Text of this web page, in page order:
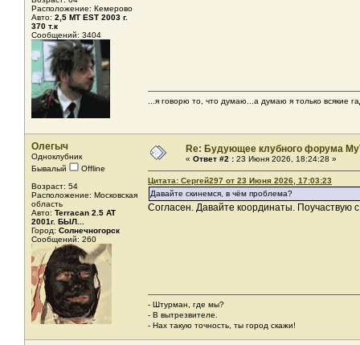
Расположение: Кемерово
Авто: 2,5 МТ EST 2003 г.
370 т.к
Сообщений: 3404
...я говорю то, что думаю...а думаю я только всякие
Олегыч
Одноклубник
Бывалый
Offline
Возраст: 54
Расположение: Московская
область
Авто: Terracan 2.5 AT
2001г. БЫЛ...
Город: Солнечногорск
Сообщений: 260
Re: Будующее клубного форума
« Ответ #2 : 23 Июня 2026, 18:24:28 »
Цитата: Сергей297 от 23 Июня 2026, 17:03:23
Давайте скинемся, в чём проблема?
Согласен. Давайте координаты. Поучаствую
- Штурман, где мы?
- В вытрезвителе.
- Нах такую точность, ты город скажи!